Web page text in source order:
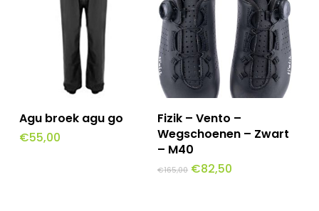
gekozen
de
productpagina
optie
kan
gekozen
worden
op
de
productpagina
Opties Selecteren
product
Agu broek agu go
€55,00
Toevoegen Aan
Winkelwagen
Fizik – Vento –
Wegschoenen – Zwart
– M40
€165,00 Oorspronkelijke
€82,50